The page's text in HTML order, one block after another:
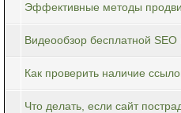
Эффективные методы
Видеообзор бесплатной
Как проверить наличие
Что делать, если сайт